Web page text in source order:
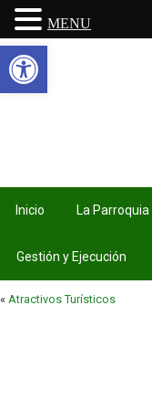
Inicio La Parroquia
Gestión y Ejecución
« Atractivos Turísticos
MENU
Abrir barra de herramientas